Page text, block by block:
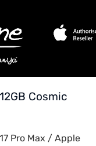
Cosmic
Pro Max / Apple